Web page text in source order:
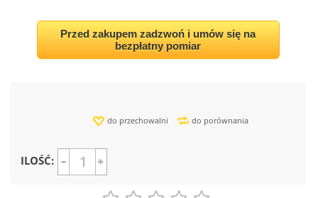
Przed zakupem zadzwoń i umów się na
bezpłatny pomiar
do przechowalni do porównania
ILOŚĆ: